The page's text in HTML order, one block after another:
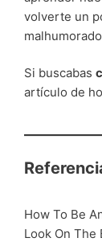
volverte un
Si buscabas
artículo de
How To Be
Look On The